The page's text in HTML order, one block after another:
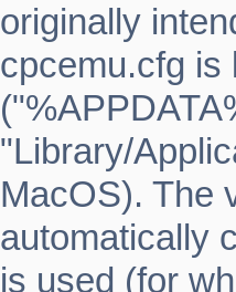
originally
cpcemu.cfg is
"Library/
MacOS). The
automatically
is used (for